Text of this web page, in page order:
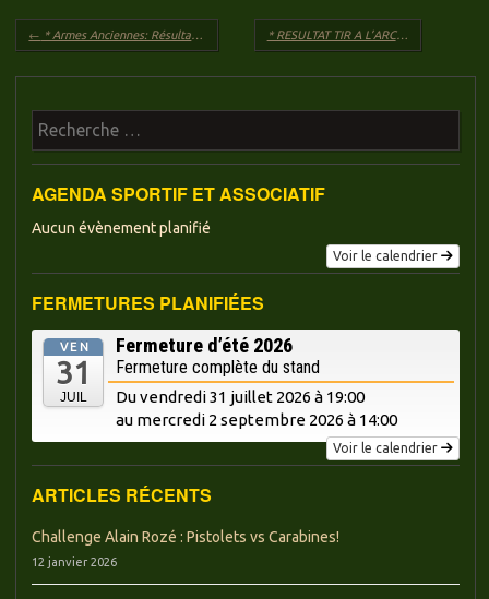
Navigation des articles
← * Armes Anciennes: Résultat des Arquebusiers des Hauts de France à Jeumont du 14 Mai 2017 * RESULTAT TIR A L’ARC→
Recherche
AGENDA SPORTIF ET ASSOCIATIF
Aucun évènement planifié
Voir le calendrier
FERMETURES PLANIFIÉES
VEN
31
JUIL
Fermeture d’été 2026
Fermeture complète du stand
Du vendredi 31 juillet 2026 à 19:00
au mercredi 2 septembre 2026 à 14:00
Voir le calendrier
ARTICLES RÉCENTS
Challenge Alain Rozé : Pistolets vs Carabines!
12 janvier 2026